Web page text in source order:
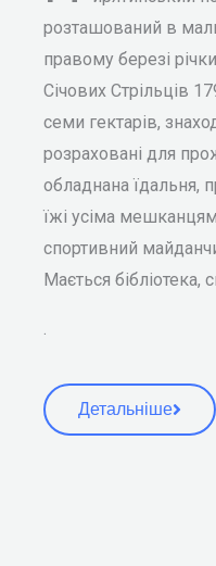
розташований в
правому березі
Січових Стрільців
семи гектарів,
розраховані для
обладнана їдальня,
їжі усіма
спортивний
Мається бібліотека,
.
Детальніше